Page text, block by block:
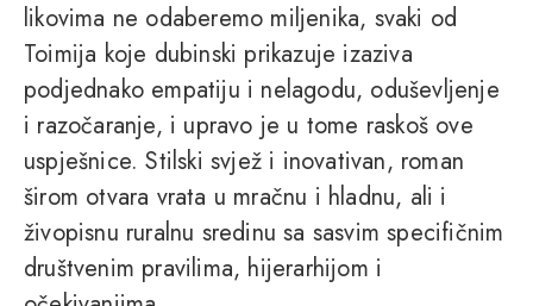
likovima ne odaberemo miljenika, svaki od
Toimija koje dubinski prikazuje izaziva
podjednako empatiju i nelagodu, oduševljenje
i razočaranje, i upravo je u tome raskoš ove
uspješnice. Stilski svjež i inovativan, roman
širom otvara vrata u mračnu i hladnu, ali i
živopisnu ruralnu sredinu sa sasvim specifičnim
društvenim pravilima, hijerarhijom i